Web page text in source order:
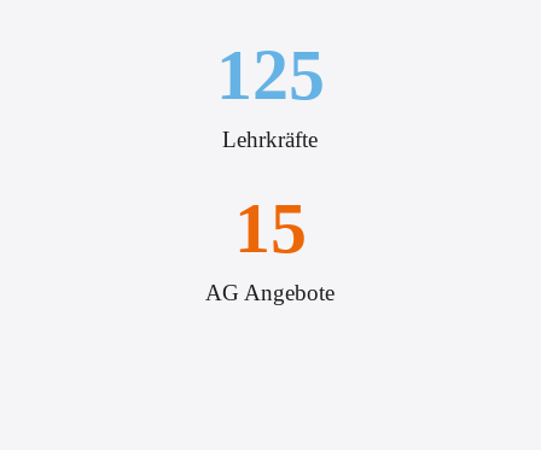
Lehrkräfte
125
AG Angebote
15